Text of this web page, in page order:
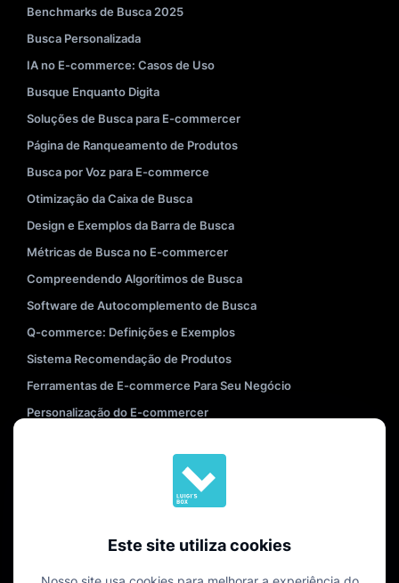
Benchmarks de Busca 2025
Busca Personalizada
IA no E-commerce: Casos de Uso
Busque Enquanto Digita
Soluções de Busca para E-commercer
Página de Ranqueamento de Produtos
Busca por Voz para E-commerce
Otimização da Caixa de Busca
Design e Exemplos da Barra de Busca
Métricas de Busca no E-commercer
Compreendendo Algorítimos de Busca
Software de Autocomplemento de Busca
Q-commerce: Definições e Exemplos
Sistema Recomendação de Produtos
Ferramentas de E-commerce Para Seu Negócio
Personalização do E-commercer
Este site utiliza cookies